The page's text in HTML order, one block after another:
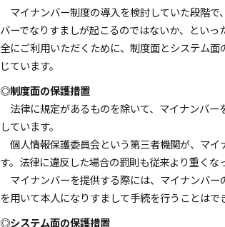
マイナンバー制度の導入を検討していた段階
バーでなりすましが起こるのではないか、とい
全にご利用いただくために、制度面とシステム
じています。
◎制度面の保護措置
法律に規定があるものを除いて、マイナンバ
しています。
個人情報保護委員会という第三者機関が、マ
す。法律に違反した場合の罰則も従来より重くな
マイナンバーを提供する際には、マイナンバ
を用いて本人になりすまして手続を行うことはで
◎システム面の保護措置